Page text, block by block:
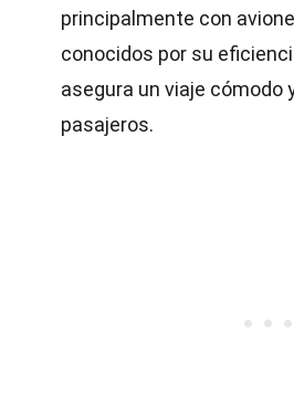
principalmente con
conocidos por su
asegura un viaje cómodo
pasajeros.